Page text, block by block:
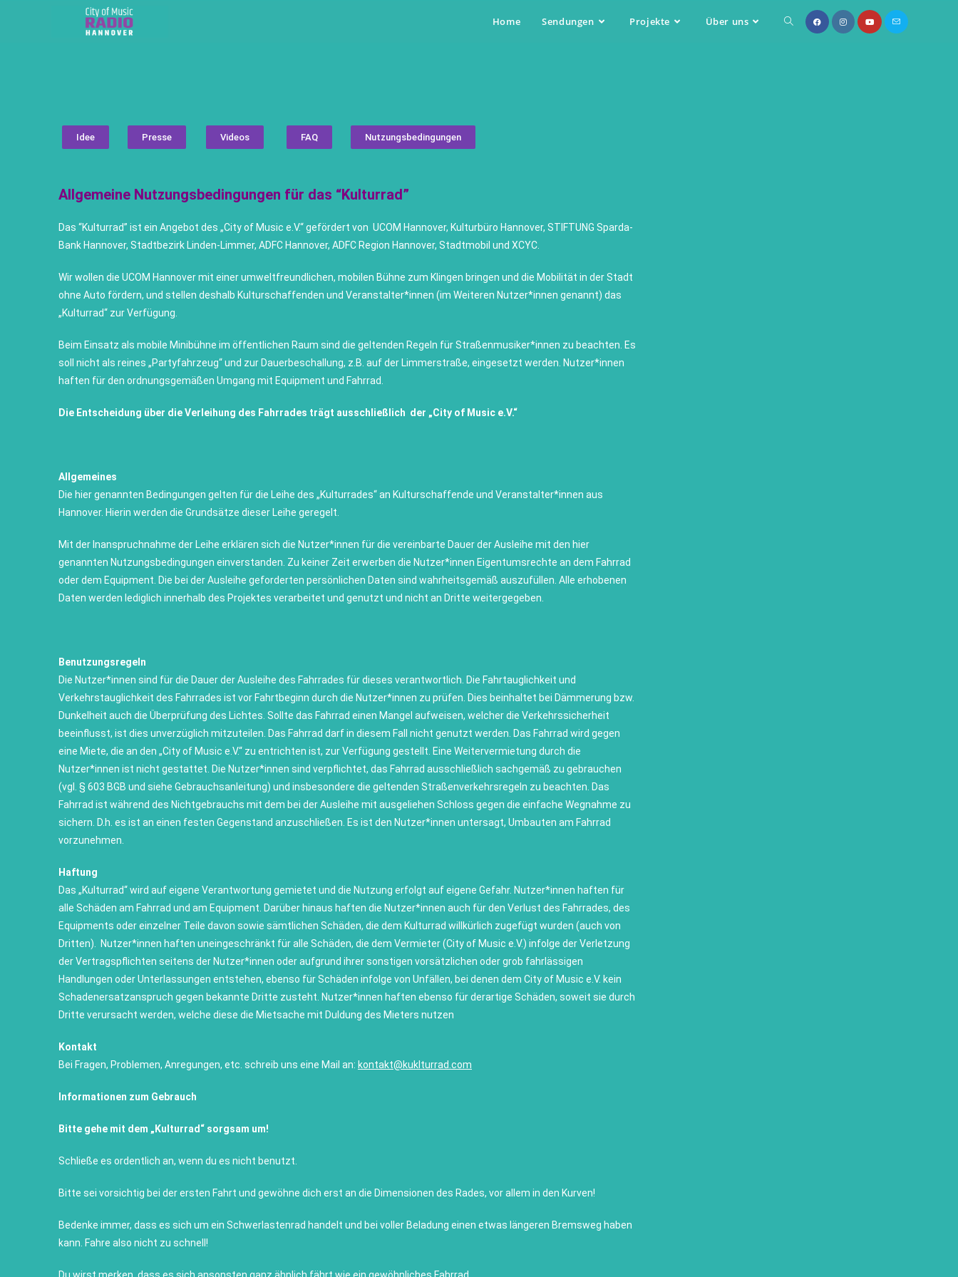
Home Sendungen Projekte Über uns
Idee Presse Videos FAQ Nutzungsbedingungen
Allgemeine Nutzungsbedingungen für das “Kulturrad”
Das “Kulturrad” ist ein Angebot des „City of Music e.V.“ gefördert von UCOM Hannover, Kulturbüro Hannover, STIFTUNG Sparda-
Bank Hannover, Stadtbezirk Linden-Limmer, ADFC Hannover, ADFC Region Hannover, Stadtmobil und XCYC.
Wir wollen die UCOM Hannover mit einer umweltfreundlichen, mobilen Bühne zum Klingen bringen und die Mobilität in der Stadt
ohne Auto fördern, und stellen deshalb Kulturschaffenden und Veranstalter*innen (im Weiteren Nutzer*innen genannt) das
„Kulturrad“ zur Verfügung.
Beim Einsatz als mobile Minibühne im öffentlichen Raum sind die geltenden Regeln für Straßenmusiker*innen zu beachten. Es
soll nicht als reines „Partyfahrzeug“ und zur Dauerbeschallung, z.B. auf der Limmerstraße, eingesetzt werden. Nutzer*innen
haften für den ordnungsgemäßen Umgang mit Equipment und Fahrrad.
Die Entscheidung über die Verleihung des Fahrrades trägt ausschließlich der „City of Music e.V.“
Allgemeines
Die hier genannten Bedingungen gelten für die Leihe des „Kulturrades“ an Kulturschaffende und Veranstalter*innen aus
Hannover. Hierin werden die Grundsätze dieser Leihe geregelt.
Mit der Inanspruchnahme der Leihe erklären sich die Nutzer*innen für die vereinbarte Dauer der Ausleihe mit den hier
genannten Nutzungsbedingungen einverstanden. Zu keiner Zeit erwerben die Nutzer*innen Eigentumsrechte an dem Fahrrad
oder dem Equipment. Die bei der Ausleihe geforderten persönlichen Daten sind wahrheitsgemäß auszufüllen. Alle erhobenen
Daten werden lediglich innerhalb des Projektes verarbeitet und genutzt und nicht an Dritte weitergegeben.
Benutzungsregeln
Die Nutzer*innen sind für die Dauer der Ausleihe des Fahrrades für dieses verantwortlich. Die Fahrtauglichkeit und
Verkehrstauglichkeit des Fahrrades ist vor Fahrtbeginn durch die Nutzer*innen zu prüfen. Dies beinhaltet bei Dämmerung bzw.
Dunkelheit auch die Überprüfung des Lichtes. Sollte das Fahrrad einen Mangel aufweisen, welcher die Verkehrssicherheit
beeinflusst, ist dies unverzüglich mitzuteilen. Das Fahrrad darf in diesem Fall nicht genutzt werden. Das Fahrrad wird gegen
eine Miete, die an den „City of Music e.V.“ zu entrichten ist, zur Verfügung gestellt. Eine Weitervermietung durch die
Nutzer*innen ist nicht gestattet. Die Nutzer*innen sind verpflichtet, das Fahrrad ausschließlich sachgemäß zu gebrauchen
(vgl. § 603 BGB und siehe Gebrauchsanleitung) und insbesondere die geltenden Straßenverkehrsregeln zu beachten. Das
Fahrrad ist während des Nichtgebrauchs mit dem bei der Ausleihe mit ausgeliehen Schloss gegen die einfache Wegnahme zu
sichern. D.h. es ist an einen festen Gegenstand anzuschließen. Es ist den Nutzer*innen untersagt, Umbauten am Fahrrad
vorzunehmen.
Haftung
Das „Kulturrad“ wird auf eigene Verantwortung gemietet und die Nutzung erfolgt auf eigene Gefahr. Nutzer*innen haften für
alle Schäden am Fahrrad und am Equipment. Darüber hinaus haften die Nutzer*innen auch für den Verlust des Fahrrades, des
Equipments oder einzelner Teile davon sowie sämtlichen Schäden, die dem Kulturrad willkürlich zugefügt wurden (auch von
Dritten). Nutzer*innen haften uneingeschränkt für alle Schäden, die dem Vermieter (City of Music e.V.) infolge der Verletzung
der Vertragspflichten seitens der Nutzer*innen oder aufgrund ihrer sonstigen vorsätzlichen oder grob fahrlässigen
Handlungen oder Unterlassungen entstehen, ebenso für Schäden infolge von Unfällen, bei denen dem City of Music e.V. kein
Schadenersatzanspruch gegen bekannte Dritte zusteht. Nutzer*innen haften ebenso für derartige Schäden, soweit sie durch
Dritte verursacht werden, welche diese die Mietsache mit Duldung des Mieters nutzen
Kontakt
Bei Fragen, Problemen, Anregungen, etc. schreib uns eine Mail an: kontakt@kuklturrad.com
Informationen zum Gebrauch
Bitte gehe mit dem „Kulturrad“ sorgsam um!
Schließe es ordentlich an, wenn du es nicht benutzt.
Bitte sei vorsichtig bei der ersten Fahrt und gewöhne dich erst an die Dimensionen des Rades, vor allem in den Kurven!
Bedenke immer, dass es sich um ein Schwerlastenrad handelt und bei voller Beladung einen etwas längeren Bremsweg haben
kann. Fahre also nicht zu schnell!